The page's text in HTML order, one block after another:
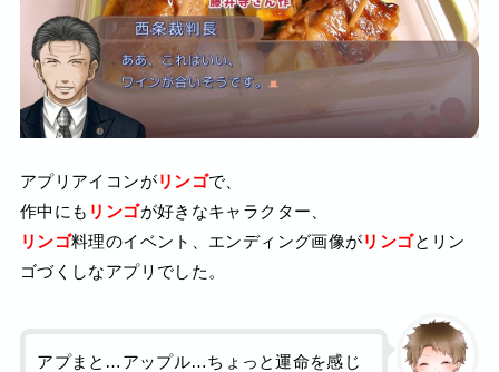
アプリアイコンがリンゴで、
作中にも リンゴが好きなキャラクター、
リンゴ料理のイベント、エンディング画像がリンゴとリン
ゴづくしなアプリでした。
アプまと…アップル…ちょっと運命を感じ